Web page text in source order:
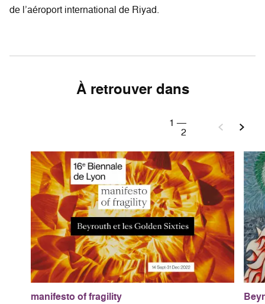
de l’aéroport international de Riyad.
À retrouver dans
1 —
2
manifesto of fragility